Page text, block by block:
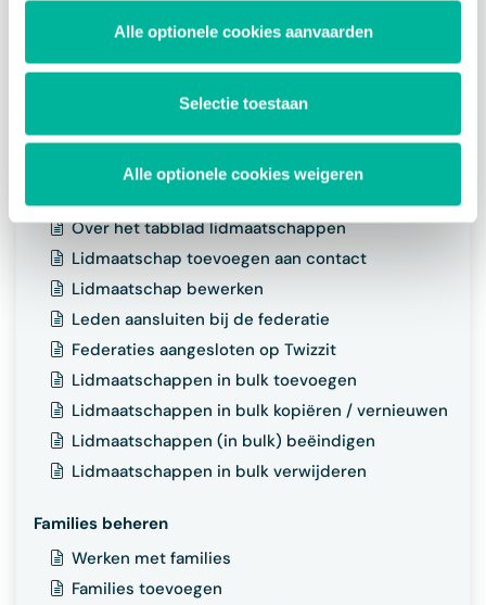
Alle optionele cookies aanvaarden
Selectie toestaan
Alle optionele cookies weigeren
Attesten maken
Contacten verwijderen
Lidmaatschappen beheren
Over het tabblad lidmaatschappen
Lidmaatschap toevoegen aan contact
Lidmaatschap bewerken
Leden aansluiten bij de federatie
Federaties aangesloten op Twizzit
Lidmaatschappen in bulk toevoegen
Lidmaatschappen in bulk kopiëren / vernieuwen
Lidmaatschappen (in bulk) beëindigen
Lidmaatschappen in bulk verwijderen
Families beheren
Werken met families
Families toevoegen